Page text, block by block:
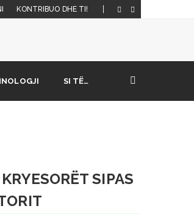
KONTRIBUO DHE TI!
SI TË…
SIPAS